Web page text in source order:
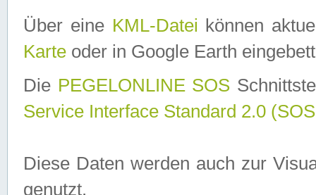
Über eine KML-Datei können
Karte oder in Google Earth
Die PEGELONLINE SOS
Service Interface Standard 2.0
Diese Daten werden auch zur
genutzt.